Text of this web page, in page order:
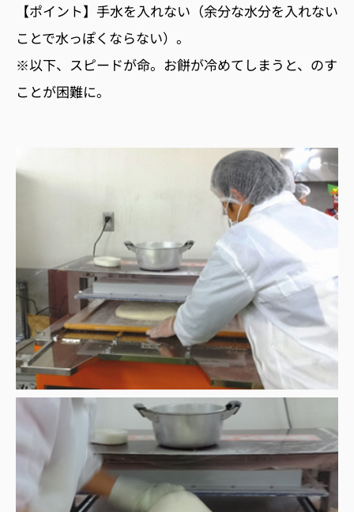
【ポイント】手水を入れない（余分な水分を入れない
ことで水っぽくならない）。
※以下、スピードが命。お餅が冷めてしまうと、のす
ことが困難に。